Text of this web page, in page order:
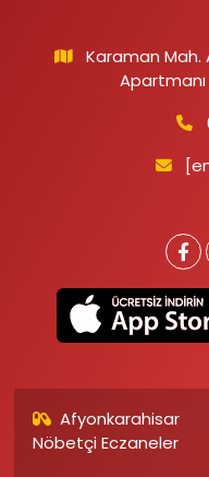
Karaman Mah.
Afyonkarahisar
Nöbetçi Eczaneler